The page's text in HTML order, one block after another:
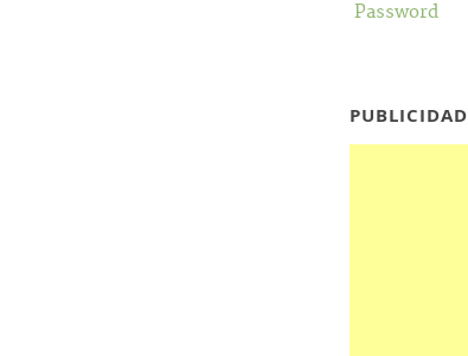
Password
PUBLICIDAD